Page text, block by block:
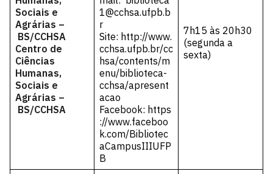
Sociais e
Agrárias –
BS/CCHSA
Centro de
Ciências
Humanas,
Sociais e
Agrárias –
BS/CCHSA
1@cchsa.ufpb.b
r
Site: http://www.
cchsa.ufpb.br/cc
hsa/contents/m
enu/biblioteca-
cchsa/apresent
acao
Facebook: https
://www.faceboo
k.com/Bibliotec
aCampusIIIUFP
B
7h15 às 20h30
(segunda a
sexta)